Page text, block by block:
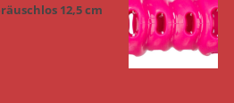
12,5 cm